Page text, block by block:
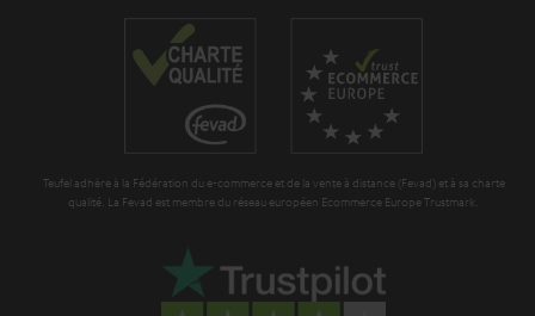
Teufel adhère à la Fédération du e-commerce et de la vente à distance (Fevad) et à sa charte
qualité. La Fevad est membre du réseau européen Ecommerce Europe Trustmark.